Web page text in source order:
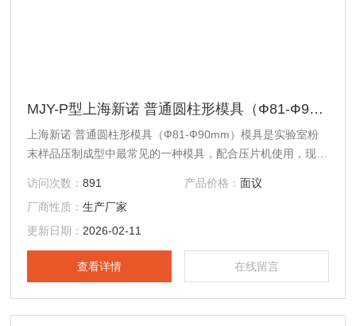
MJY-P型上海新诺 普通圆柱形模具（Ф81-Ф90mm）
上海新诺 普通圆柱形模具（Ф81-Ф90mm）模具是实验室粉
末样品压制成型中最常见的一种模具，配合压片机使用，现已
研发等各个领域；此外，该产品还可与钙铁分析仪、傅立叶红
外光谱仪（IR）、X射线荧光光谱仪（XRF）等分析测试仪器
配套制样使用，可替代同类进口产品。
访问次数：891 产品价格： 面议
厂商性质：生产厂家
更新日期： 2026-02-11
查看详情 在线留言